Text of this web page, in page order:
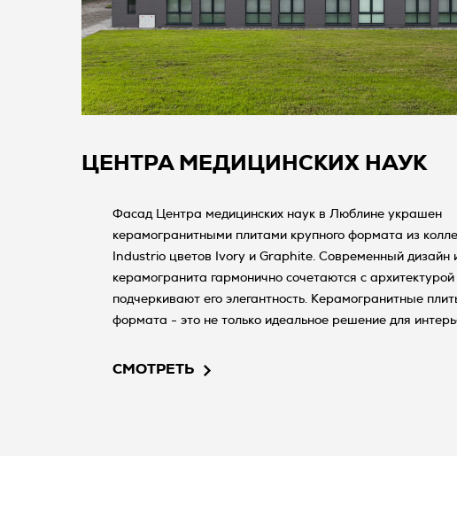
ЦЕНТРА МЕДИЦИНСКИХ НАУК
Фасад Центра медицинских наук в Люблине украшен
керамогранитными плитами крупного формата из
Industrio цветов Ivory и Graphite. Современный дизайн
керамогранита гармонично сочетаются с
подчеркивают его элегантность. Керамогранитные
формата - это не только идеальное решение для
воздействию атмосферных факторов. Благодаря своей
СМОТРЕТЬ